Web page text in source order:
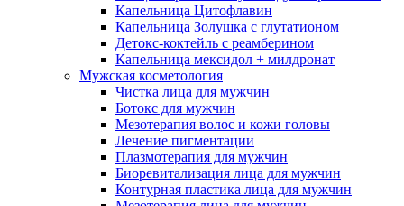
Капельница Цитофлавин
Капельница Золушка с глутатионом
Детокс-коктейль с реамберином
Капельница мексидол + милдронат
Мужская косметология
Чистка лица для мужчин
Ботокс для мужчин
Мезотерапия волос и кожи головы
Лечение пигментации
Плазмотерапия для мужчин
Биоревитализация лица для мужчин
Контурная пластика лица для мужчин